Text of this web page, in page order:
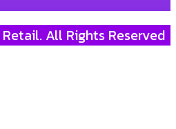
All Rights Reserved